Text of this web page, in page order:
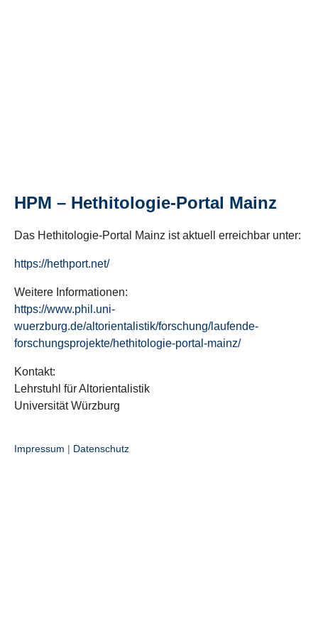
HPM – Hethitologie-Portal Mainz
Das Hethitologie-Portal Mainz ist aktuell erreichbar unter:
https://hethport.net/
Weitere Informationen:
https://www.phil.uni-
wuerzburg.de/altorientalistik/forschung/laufende-
forschungsprojekte/hethitologie-portal-mainz/
Kontakt:
Lehrstuhl für Altorientalistik
Universität Würzburg
Impressum | Datenschutz